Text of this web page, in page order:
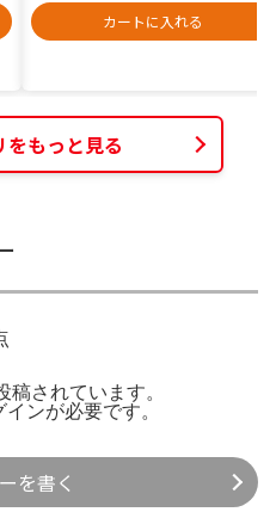
カートに入れる
をもっと見る
されています。
インが必要です。
を書く